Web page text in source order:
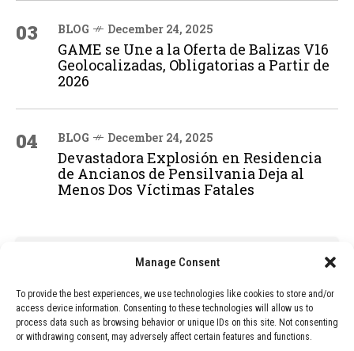
Manage Consent
To provide the best experiences, we use technologies like cookies to store and/or
access device information. Consenting to these technologies will allow us to
process data such as browsing behavior or unique IDs on this site. Not consenting
or withdrawing consent, may adversely affect certain features and functions.
03 BLOG December 24, 2025
GAME se Une a la Oferta de Balizas V16
Geolocalizadas, Obligatorias a Partir de
2026
04 BLOG December 24, 2025
Devastadora Explosión en Residencia
de Ancianos de Pensilvania Deja al
Menos Dos Víctimas Fatales